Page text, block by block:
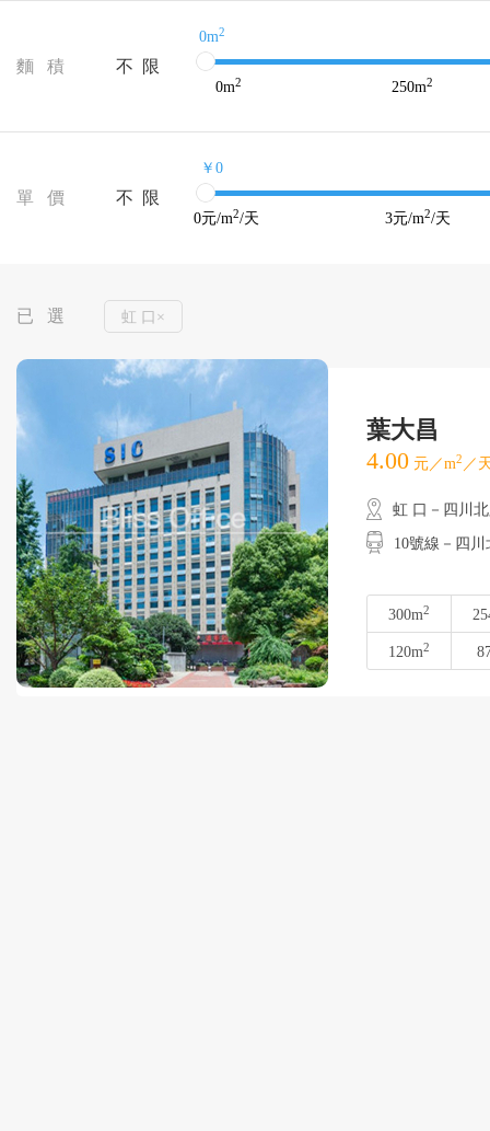
麵 積 不 限
0m2
0m2 250m2
單 價 不 限
￥0
0元/m2/天 3元/m2/天
已 選 虹 口×
葉大昌
4.00 元／m2 ／
虹 口－四川
10號線－四川
300m2
120m2